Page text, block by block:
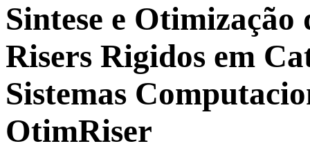
Sintese e Otimização
Risers Rigidos em
Sistemas
OtimRiser